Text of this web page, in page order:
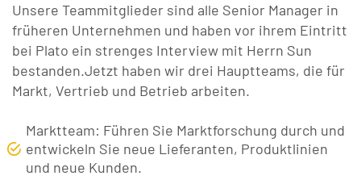
Unsere Teammitglieder sind alle Senior Manager in
früheren Unternehmen und haben vor ihrem Eintritt
bei Plato ein strenges Interview mit Herrn Sun
bestanden.Jetzt haben wir drei Hauptteams, die für
Markt, Vertrieb und Betrieb arbeiten.
Marktteam: Führen Sie Marktforschung durch und
entwickeln Sie neue Lieferanten, Produktlinien
und neue Kunden.